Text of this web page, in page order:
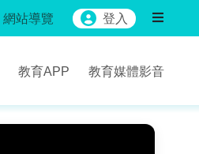
網站導覽 登入
教育APP 教育媒體影音